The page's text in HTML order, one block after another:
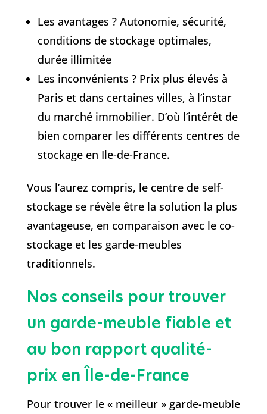
Les avantages ? Autonomie, sécurité,
conditions de stockage optimales,
durée illimitée
Les inconvénients ? Prix plus élevés à
Paris et dans certaines villes, à l’instar
du marché immobilier. D’où l’intérêt de
bien comparer les différents centres de
stockage en Ile-de-France.
Vous l’aurez compris, le centre de self-
stockage se révèle être la solution la plus
avantageuse, en comparaison avec le co-
stockage et les garde-meubles
traditionnels.
Nos conseils pour trouver
un garde-meuble fiable et
au bon rapport qualité-
prix en Île-de-France
Pour trouver le « meilleur » garde-meuble